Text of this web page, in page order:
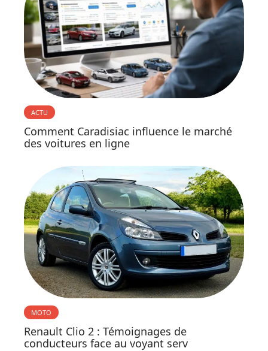
ACTU
Comment Caradisiac influence le marché
des voitures en ligne
MOTO
Renault Clio 2 : Témoignages de
conducteurs face au voyant serv